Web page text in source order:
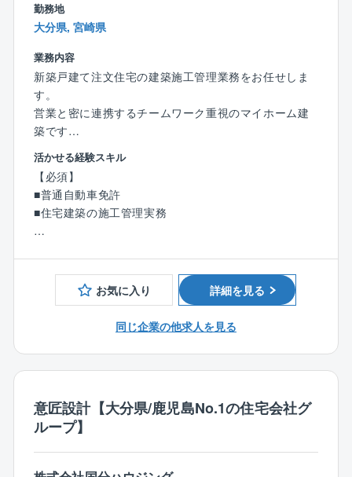
〇ワークライフバランス充実
日祝）を導入するなどの他にも育児休業や、有給積極
取得にも力を入れています。育児休業の取得状況は10
0％。男性も取得実績があり、仕事とプライべートを両
立できる働きやすい環境を目指しています。
勤務地
大分県, 宮崎県
業務内容
新築戸建て注文住宅の建築施工管理業務をお任せしま
す。
営業と密に連携するチームワーク重視のマイホーム建
築です
【具体的には】
まずは経験・スキルを活かせる業務からスタート。
徐々に仕事の幅と活躍のフィールドを広げます。
■建築計画の立案、お客様へのご説明
■建築資材や人員、設備業者の手配、段取り、調整
■現場施工管理（安全管理・工程管理・進捗管理・品質
管理・原価管理）
■完工・お引き渡し
〈ここがポイント！〉
社内で活躍中の中途入社者が同社へ転職してきた理由
の1つもこの「働きやすさ」。
あなたが今ご活躍中の職場環境でもし、ワークライフ
バランスの実現が十分でないなら
ぜひ、同社であなたの施工管理経験を活かしてくださ
活かせる経験スキル
【必須】
■普通自動車免許
■住宅建築の施工管理実務
■1級・2級建築施工管理の資格をお持ちの方
お気に入り 詳細を見る
同じ企業の他求人を見る
意匠設計【大分県/鹿児島No.1の住宅会社グ
ループ】